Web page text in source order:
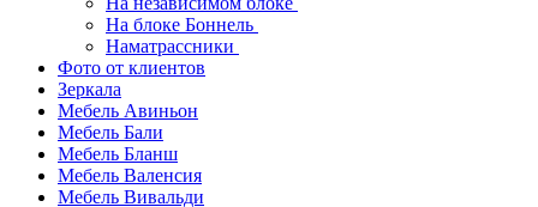
На блоке Боннель
Наматрассники
Фото от клиентов
Зеркала
Мебель Авиньон
Мебель Бали
Мебель Бланш
Мебель Валенсия
Мебель Вивальди